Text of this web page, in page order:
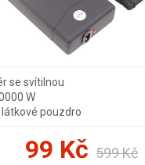
se svítilnou
W
pouzdro
99 Kč 599Kč